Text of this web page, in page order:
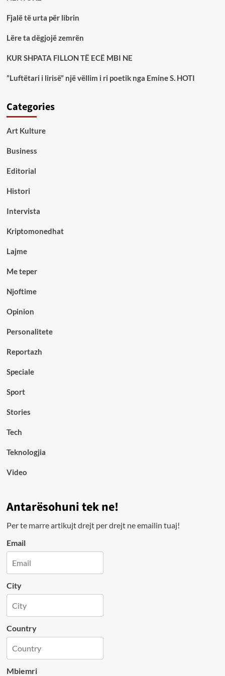
Fjalë të urta për librin
Lëre ta dëgjojë zemrën
KUR SHPATA FILLON TË ECË MBI NE
”Luftëtari i lirisë” një vëllim i ri poetik nga Emine S. HOTI
Categories
Art Kulture
Business
Editorial
Histori
Intervista
Kriptomonedhat
Lajme
Me teper
Njoftime
Opinion
Personalitete
Reportazh
Speciale
Sport
Stories
Tech
Teknologjia
Video
Antarësohuni tek ne!
Per te marre artikujt drejt per drejt ne emailin tuaj!
Email
City
Country
Mbiemri